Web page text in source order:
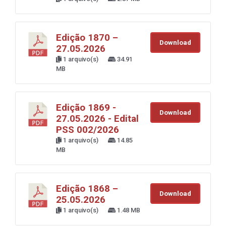
Edição 1870 –
27.05.2026
1 arquivo(s)
34.91
MB
Download
Edição 1869 -
27.05.2026 - Edital
PSS 002/2026
1 arquivo(s)
14.85
MB
Download
Edição 1868 –
25.05.2026
1 arquivo(s) 1.48 MB
Download